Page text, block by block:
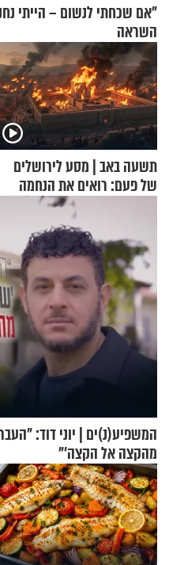
"אם שכחתי לנשום – הייתי
השראה
תשעה באב | מסע לירושלים
של פעם: רואים את הנחמה
המשפיע(נ)ים | יוני דוד:
מהקצה אל הקצה'"